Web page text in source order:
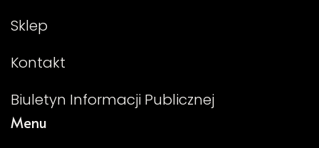
Sklep
Kontakt
Biuletyn Informacji Publicznej
Menu